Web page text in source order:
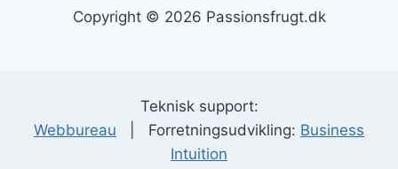
Copyright © 2026 Passionsfrugt.dk
Teknisk support:
Webbureau | Forretningsudvikling: Business
Intuition